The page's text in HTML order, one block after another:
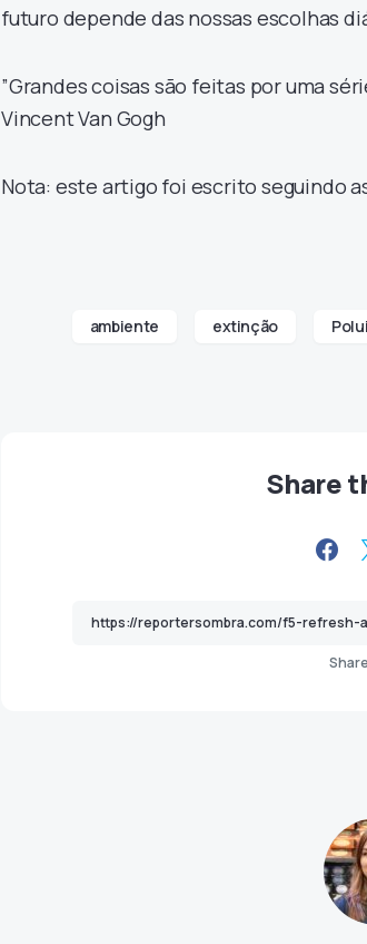
futuro depende das nossas escolhas
”Grandes coisas são feitas por uma
Vincent Van Gogh
Nota: este artigo foi escrito seguindo
ambiente extinção
Share